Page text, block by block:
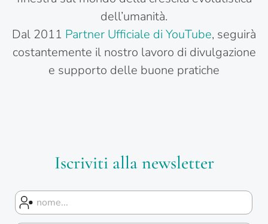
dell’umanità.
Dal 2011 Partner Ufficiale di YouTube, seguirà
costantemente il nostro lavoro di divulgazione
e supporto delle buone pratiche
Iscriviti alla newsletter